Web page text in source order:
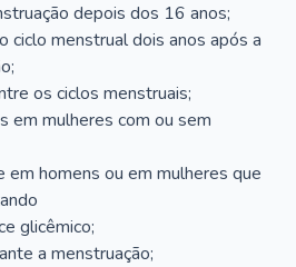
depois dos 16 anos;
ciclo menstrual dois anos após a
os ciclos menstruais;
em mulheres com ou sem
em homens ou em mulheres que
glicêmico;
a menstruação;